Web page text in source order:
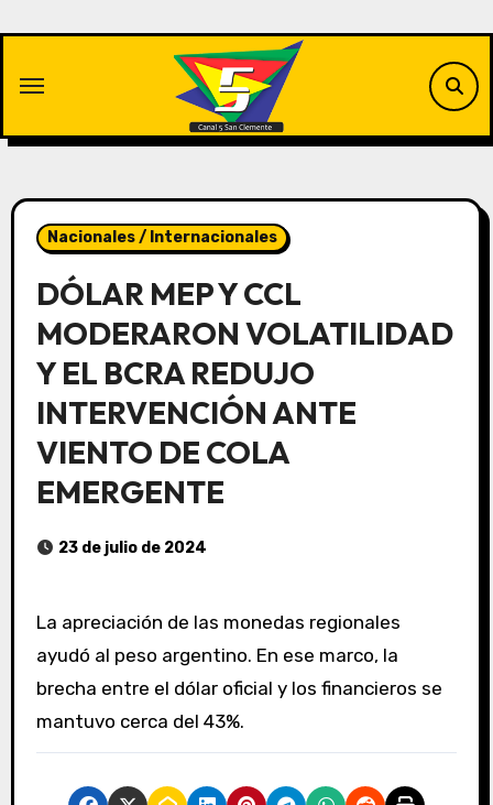
contenido
Nacionales / Internacionales
DÓLAR MEP Y CCL
MODERARON VOLATILIDAD
Y EL BCRA REDUJO
INTERVENCIÓN ANTE
VIENTO DE COLA
EMERGENTE
23 de julio de 2024
La apreciación de las monedas regionales
ayudó al peso argentino. En ese marco, la
brecha entre el dólar oficial y los financieros se
mantuvo cerca del 43%.